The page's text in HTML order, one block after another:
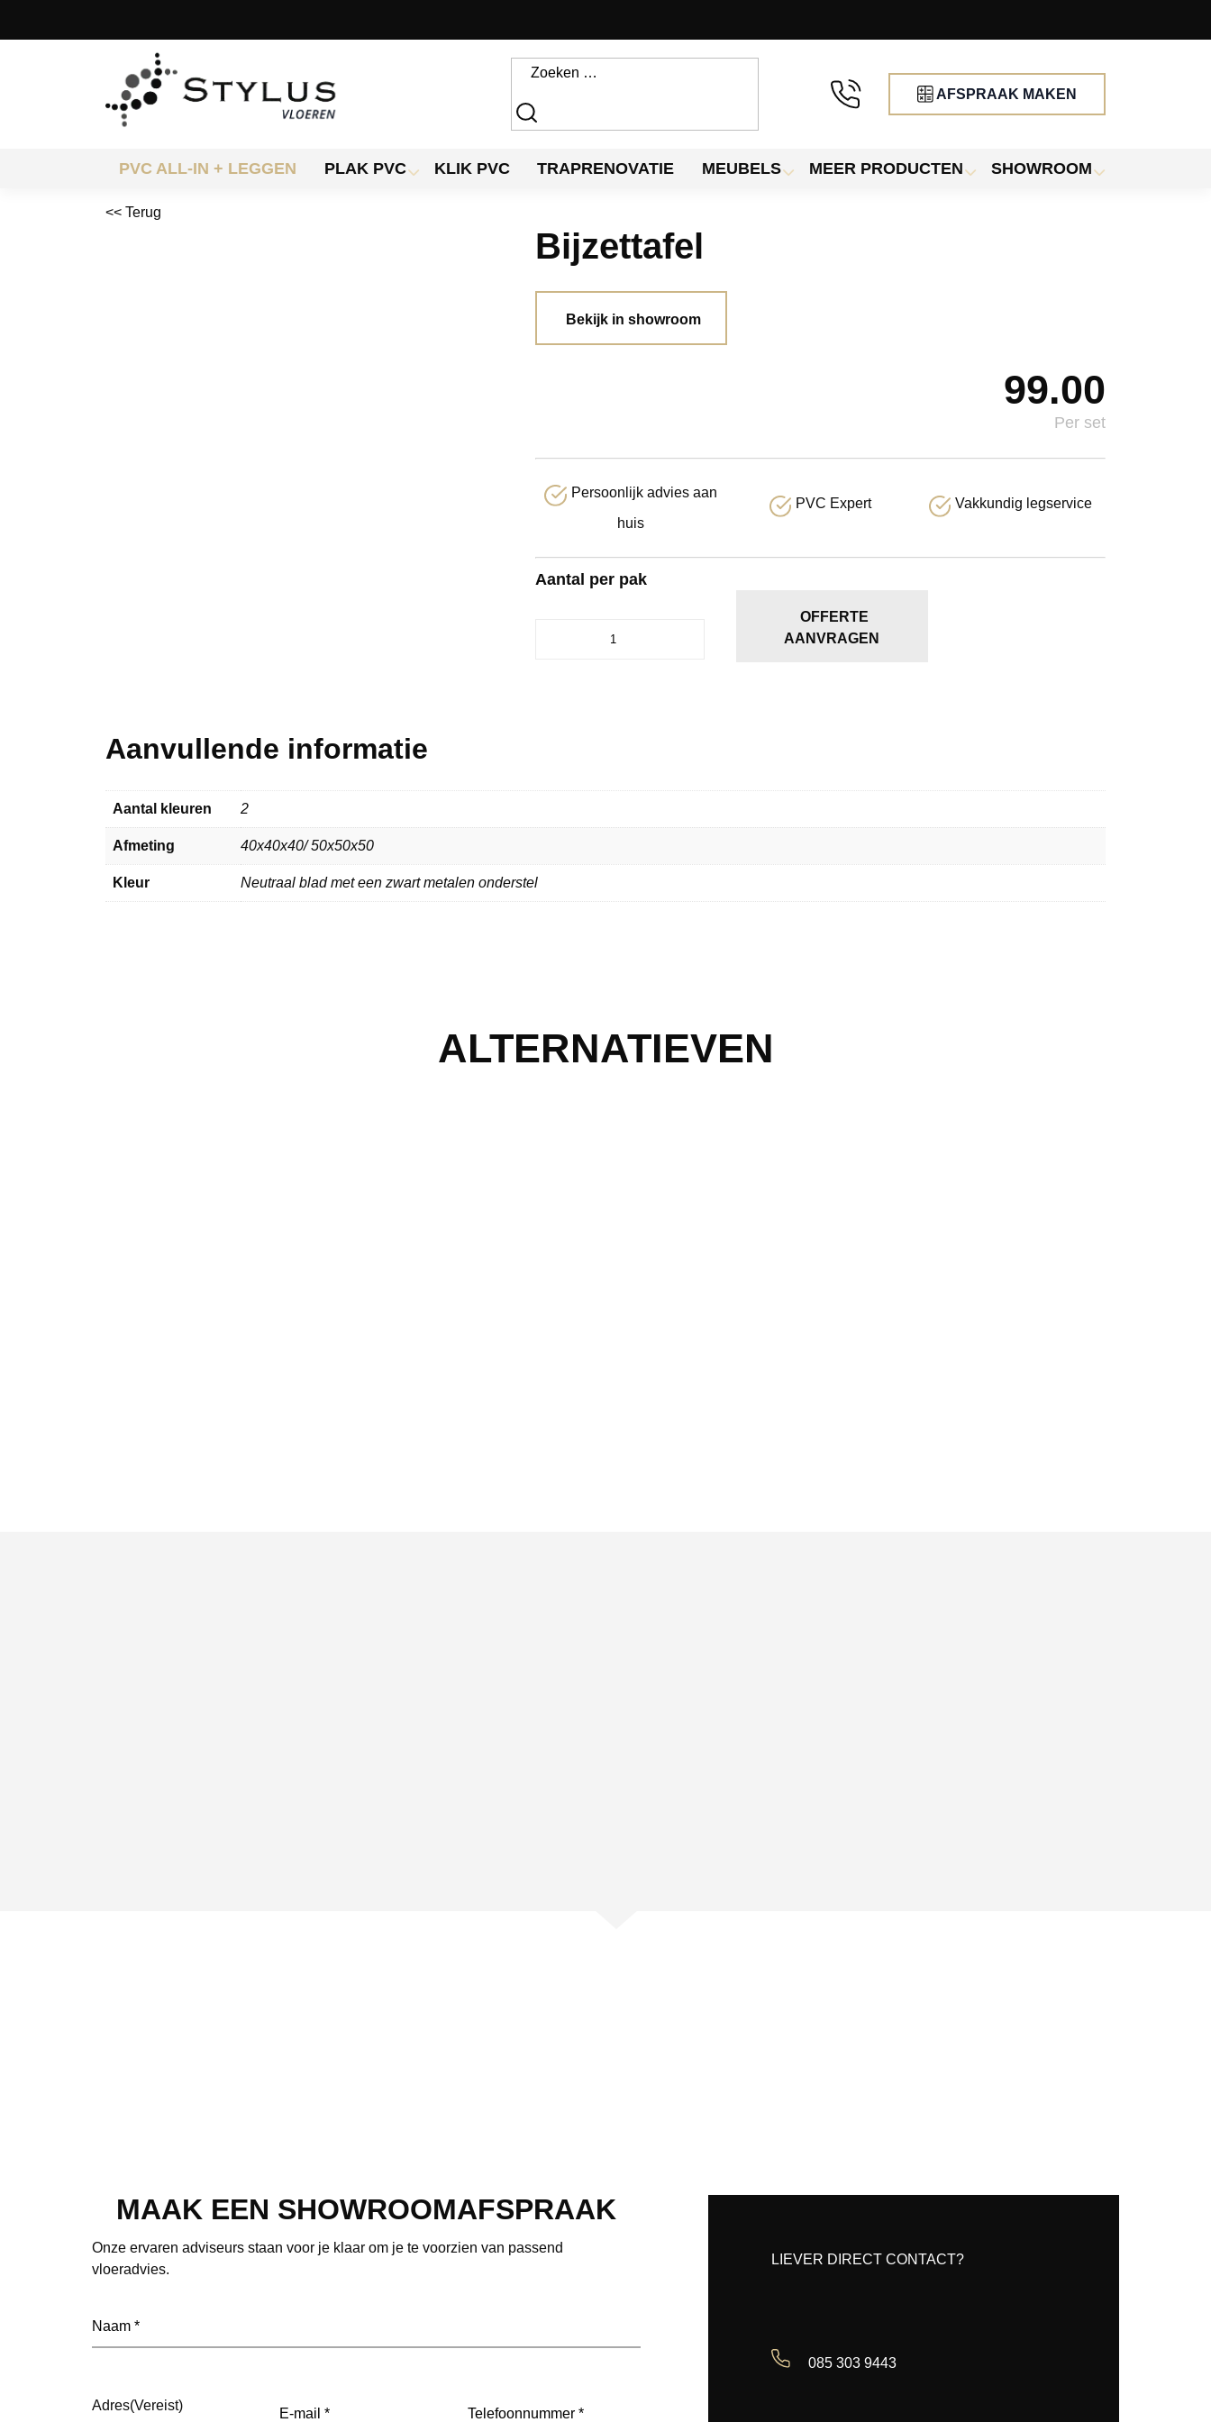
AFSPRAAK MAKEN
PVC ALL-IN + LEGGEN PLAK PVC KLIK PVC TRAPRENOVATIE MEUBELS MEER PRODUCTEN SHOWROOM
<< Terug
Bijzettafel
Bekijk in showroom
99.00
Per set
Persoonlijk advies aan
huis
PVC Expert Vakkundig legservice
Aantal per pak
OFFERTE
AANVRAGEN
Aanvullende informatie
Aantal kleuren 2
Afmeting 40x40x40/ 50x50x50
Kleur Neutraal blad met een zwart metalen onderstel
ALTERNATIEVEN
MAAK EEN SHOWROOMAFSPRAAK
Onze ervaren adviseurs staan voor je klaar om je te voorzien van passend
vloeradvies.
Naam (Vereist)
Adres(Vereist)
E-
Telefoon
LIEVER DIRECT CONTACT?
085 303 9443